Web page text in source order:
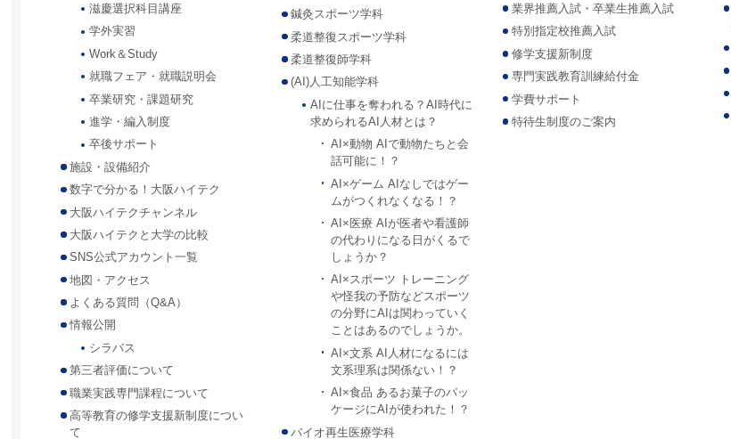
滋慶選択科目講座
学外実習
Work＆Study
就職フェア・就職説明会
卒業研究・課題研究
進学・編入制度
卒後サポート
施設・設備紹介
数字で分かる！大阪ハイテク
大阪ハイテクチャンネル
大阪ハイテクと大学の比較
SNS公式アカウント一覧
地図・アクセス
よくある質問（Q&A）
情報公開
シラバス
第三者評価について
職業実践専門課程について
高等教育の修学支援新制度につい
て
鍼灸スポーツ学科
柔道整復スポーツ学科
柔道整復師学科
(AI)人工知能学科
AIに仕事を奪われる？AI時代に
求められるAI人材とは？
AI×動物 AIで動物たちと会
話可能に！？
AI×ゲーム AIなしではゲー
ムがつくれなくなる！？
AI×医療 AIが医者や看護師
の代わりになる日がくるで
しょうか？
AI×スポーツ トレーニング
や怪我の予防などスポーツ
の分野にAIは関わっていく
ことはあるのでしょうか。
AI×文系 AI人材になるには
文系理系は関係ない！？
AI×食品 あるお菓子のパッ
ケージにAIが使われた！？
バイオ再生医療学科
業界推薦入試・卒業生推薦入試
特別指定校推薦入試
修学支援新制度
専門実践教育訓練給付金
学費サポート
特待生制度のご案内